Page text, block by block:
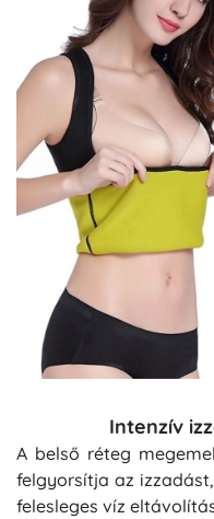
Intenzív
A belső réteg
felgyorsítja az
felesleges víz